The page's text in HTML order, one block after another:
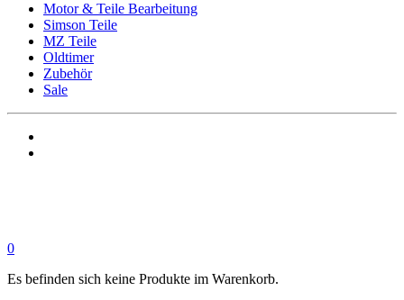
Motor & Teile Bearbeitung
Simson Teile
MZ Teile
Oldtimer
Zubehör
Sale
0
Es befinden sich keine Produkte im Warenkorb.